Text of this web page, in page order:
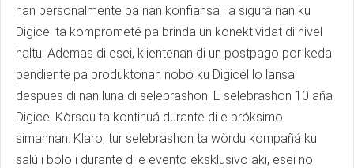
nan personalmente pa nan konfiansa i a sigurá nan ku
Digicel ta komprometé pa brinda un konektividat di nivel
haltu. Ademas di esei, klientenan di un postpago por keda
pendiente pa produktonan nobo ku Digicel lo lansa
despues di nan luna di selebrashon. E selebrashon 10 aña
Digicel Kòrsou ta kontinuá durante di e próksimo
simannan. Klaro, tur selebrashon ta wòrdu kompañá ku
salú i bolo i durante di e evento eksklusivo aki, esei no